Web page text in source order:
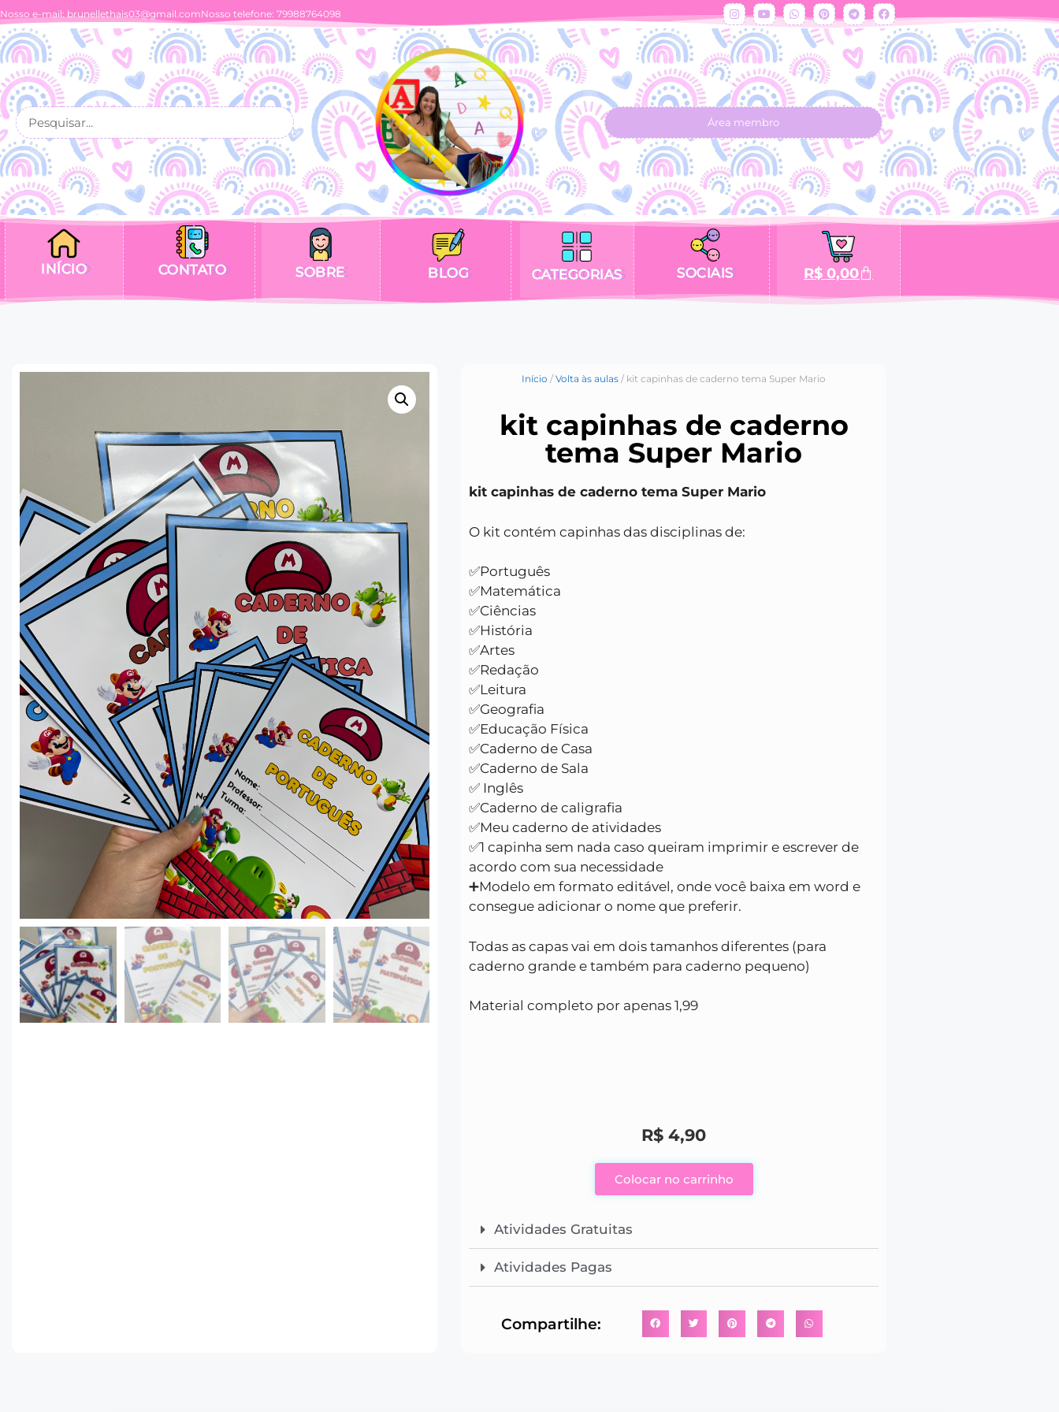
Nosso e-mail:brunellethais03@gmail.comNosso telefone: 79988764098
Área membro
INÍCIO CONTATO SOBRE BLOG CATEGORIAS SOCIAIS R$ 0,00
Início / Volta às aulas / kit capinhas de caderno tema Super Mario
kit capinhas de caderno
tema Super Mario
kit capinhas de caderno tema Super Mario
O kit contém capinhas das disciplinas de:
✅Português
✅Matemática
✅Ciências
✅História
✅Artes
✅Redação
✅Leitura
✅Geografia
✅Educação Física
✅Caderno de Casa
✅Caderno de Sala
✅ Inglês
✅Caderno de caligrafia
✅Meu caderno de atividades
✅1 capinha sem nada caso queiram imprimir e escrever de
acordo com sua necessidade
➕Modelo em formato editável, onde você baixa em word e
consegue adicionar o nome que preferir.
Todas as capas vai em dois tamanhos diferentes (para
caderno grande e também para caderno pequeno)
Material completo por apenas 1,99
R$ 4,90
Colocar no carrinho
Atividades Gratuitas
Atividades Pagas
Compartilhe: